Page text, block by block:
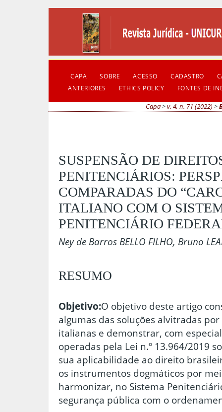
CAPA SOBRE ACESSO CADASTRO
ANTERIORES
ETHICS POLICY FONTES DE
Capa>v. 4, n. 71 (2022)>
SUSPENSÃO DE
PENITENCIÁRIOS:
COMPARADAS DO
ITALIANO COM O
PENITENCIÁRIO
Ney de Barros BELLO FILHO, Bruno
RESUMO
Objetivo:O objetivo deste artigo
algumas das soluções alvitradas
italianas e demonstrar, com
operadas pela Lei n.º 13.964/2019
sua aplicabilidade ao direito
os instrumentos dogmáticos por
harmonizar, no Sistema
segurança pública com o